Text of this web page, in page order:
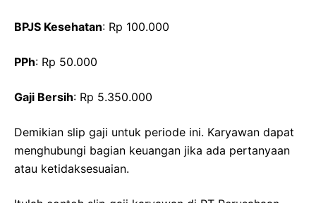
BPJS Kesehatan: Rp 100.000
PPh: Rp 50.000
Gaji Bersih: Rp 5.350.000
Demikian slip gaji untuk periode ini. Karyawan dapat
menghubungi bagian keuangan jika ada pertanyaan
atau ketidaksesuaian.